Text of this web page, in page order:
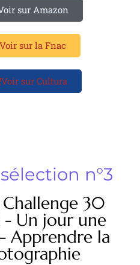
sur Amazon
Voir sur la Fnac
Voir sur Cultura
n°3
30
- Un jour une
Apprendre la